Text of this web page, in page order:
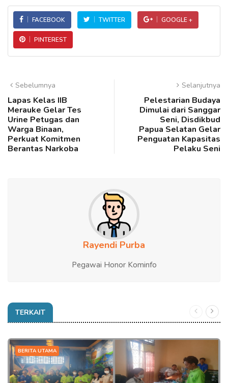
FACEBOOK TWITTER GOOGLE +
PINTEREST
Sebelumnya
Lapas Kelas IIB
Merauke Gelar Tes
Urine Petugas dan
Warga Binaan,
Perkuat Komitmen
Berantas Narkoba
Selanjutnya
Pelestarian Budaya
Dimulai dari Sanggar
Seni, Disdikbud
Papua Selatan Gelar
Penguatan Kapasitas
Pelaku Seni
Rayendi Purba
Pegawai Honor Kominfo
TERKAIT
BERITA UTAMA